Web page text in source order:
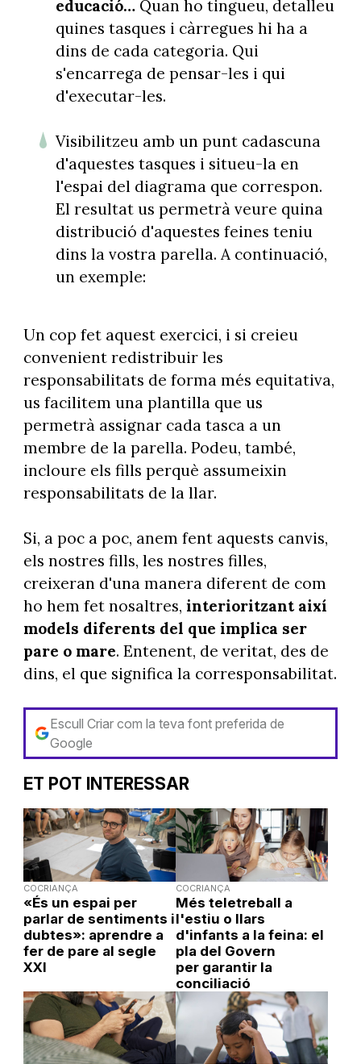
educació… Quan ho tingueu, detalleu
quines tasques i càrregues hi ha a
dins de cada categoria. Qui
s'encarrega de pensar-les i qui
d'executar-les.
Visibilitzeu amb un punt cadascuna
d'aquestes tasques i situeu-la en
l'espai del diagrama que correspon.
El resultat us permetrà veure quina
distribució d'aquestes feines teniu
dins la vostra parella. A continuació,
un exemple:
Un cop fet aquest exercici, i si creieu
convenient redistribuir les
responsabilitats de forma més equitativa,
us facilitem una plantilla que us
permetrà assignar cada tasca a un
membre de la parella. Podeu, també,
incloure els fills perquè assumeixin
responsabilitats de la llar.
Si, a poc a poc, anem fent aquests canvis,
els nostres fills, les nostres filles,
creixeran d'una manera diferent de com
ho hem fet nosaltres, interioritzant així
models diferents del que implica ser
pare o mare. Entenent, de veritat, des de
dins, el que significa la corresponsabilitat.
Escull Criar com la teva font preferida de
Google
ET POT INTERESSAR
COCRIANÇA
«És un espai per
parlar de sentiments i
dubtes»: aprendre a
fer de pare al segle
XXI
COCRIANÇA
Més teletreball a
l'estiu o llars
d'infants a la feina: el
pla del Govern
per garantir la
conciliació